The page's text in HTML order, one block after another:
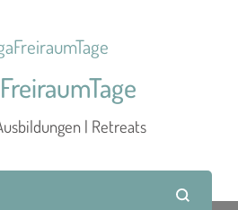
| Retreats